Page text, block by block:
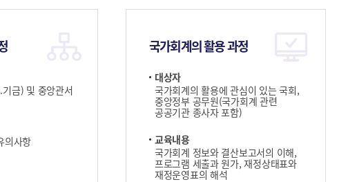
금) 및 중앙관서
의사항
국가회계의 활용 과정
대상자
국가회계의 활용에 관심이 있는 국회,
중앙정부 공무원(국가회계 관련
공공기관 종사자 포함)
교육내용
국가회계 정보와 결산보고서의 이해,
프로그램 세출과 원가, 재정상태표와
재정운영표의 해석